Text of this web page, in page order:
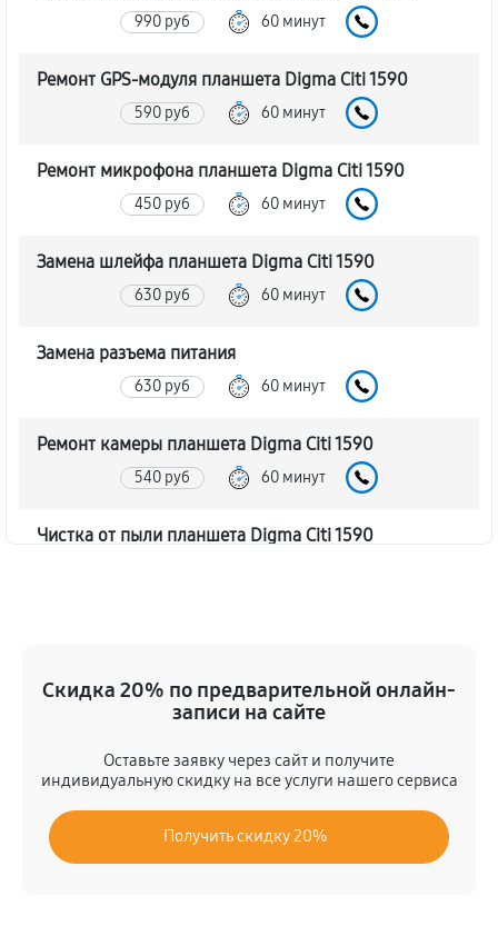
990 руб 60 минут
Ремонт GPS-модуля планшета Digma Citi 1590
590 руб 60 минут
Ремонт микрофона планшета Digma Citi 1590
450 руб 60 минут
Замена шлейфа планшета Digma Citi 1590
630 руб 60 минут
Замена разъема питания
630 руб 60 минут
Ремонт камеры планшета Digma Citi 1590
540 руб 60 минут
Чистка от пыли планшета Digma Citi 1590
Замена динамика планшета Digma Citi 1590
60 минут
Замена задней крышки
720 руб 60 минут
Скидка 20% по предварительной онлайн-
записи на сайте
Оставьте заявку через сайт и получите
индивидуальную скидку на все услуги нашего сервиса
Получить скидку 20%